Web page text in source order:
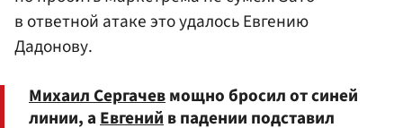
в ответной атаке это удалось Евгению
Дадонову.
Михаил Сергачевмощно бросил от синей
линии, аЕвгенийв падении подставил